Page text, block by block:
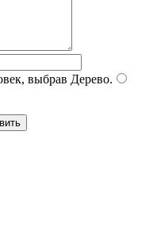
выбрав Дерево.